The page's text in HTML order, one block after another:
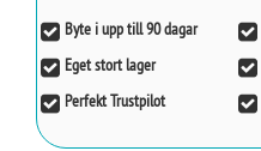
Byte i upp till 90 dagar
Eget stort lager
Perfekt Trustpilot